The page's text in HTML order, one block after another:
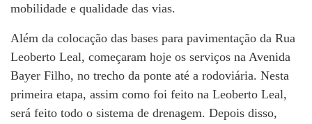
mobilidade e qualidade das vias.
Além da colocação das bases para pavimentação da Rua
Leoberto Leal, começaram hoje os serviços na Avenida
Bayer Filho, no trecho da ponte até a rodoviária. Nesta
primeira etapa, assim como foi feito na Leoberto Leal,
será feito todo o sistema de drenagem. Depois disso,